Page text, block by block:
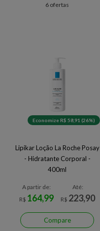
6 ofertas
Economize R$ 58,91 (26%)
Lipikar Loção La Roche Posay
- Hidratante Corporal -
400ml
A partir de:
R$ 164,99
Até:
R$ 223,90
Compare